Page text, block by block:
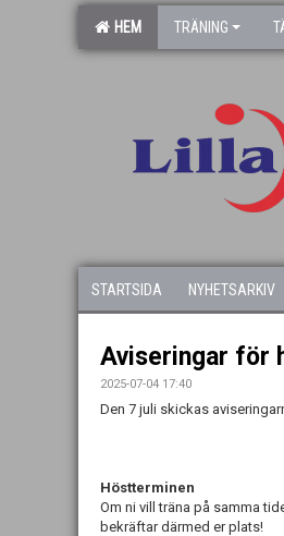
HEM TRÄNING
STARTSIDA NYHETSARKIV
Aviseringar för
2025-07-04 17:40
Den 7 juli skickas
Höstterminen
Om ni vill träna på samma
bekräftar därmed er plats!